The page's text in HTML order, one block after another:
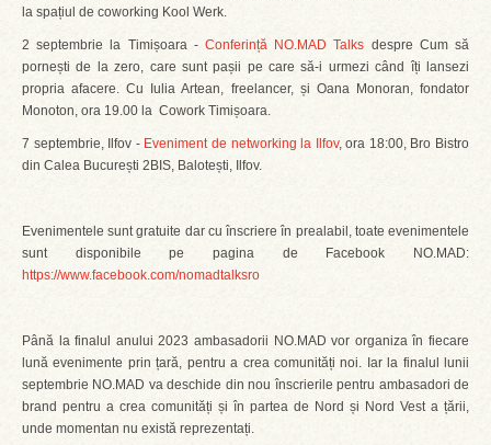
la spațiul de coworking Kool Werk.
2 septembrie la Timișoara - Conferință NO.MAD Talks despre Cum să
pornești de la zero, care sunt pașii pe care să-i urmezi când îți lansezi
propria afacere. Cu Iulia Artean, freelancer, și Oana Monoran, fondator
Monoton, ora 19.00 la Cowork Timișoara.
7 septembrie, Ilfov - Eveniment de networking la Ilfov, ora 18:00, Bro Bistro
din Calea București 2BIS, Balotești, Ilfov.
Evenimentele sunt gratuite dar cu înscriere în prealabil, toate evenimentele
sunt disponibile pe pagina de Facebook NO.MAD:
https://www.facebook.com/nomadtalksro
Până la finalul anului 2023 ambasadorii NO.MAD vor organiza în fiecare
lună evenimente prin țară, pentru a crea comunități noi. Iar la finalul lunii
septembrie NO.MAD va deschide din nou înscrierile pentru ambasadori de
brand pentru a crea comunități și în partea de Nord și Nord Vest a țării,
unde momentan nu există reprezentați.